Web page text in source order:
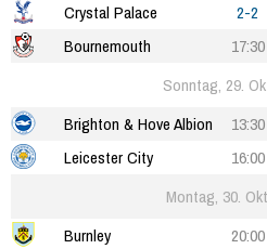
Crystal Palace
2-2
Bournemouth
17:30
Sonntag, 29.
Brighton & Hove Albion
13:30
Leicester City
16:00
Montag, 30.
Burnley
20:00